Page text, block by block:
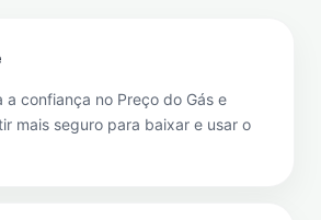
a confiança no Preço do Gás e
mais seguro para baixar e usar o